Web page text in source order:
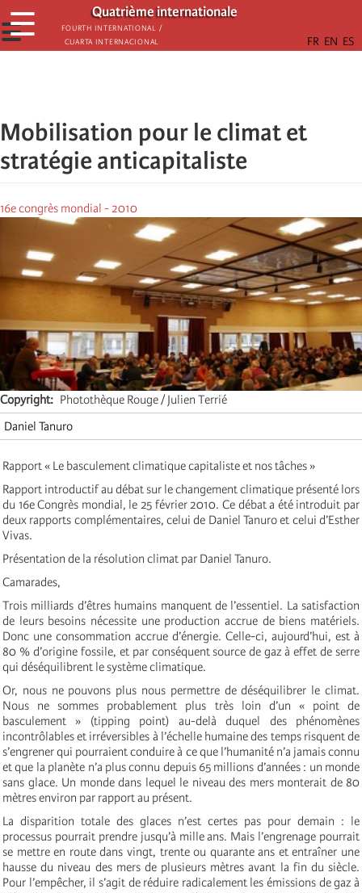
Passar
para
o
Quatrième internationale
Fourth International /
Cuarta Internacional
☰
☰
Mobilisation pour le climat et
stratégie anticapitaliste
16e congrès mondial - 2010
Copyright
Photothèque Rouge / Julien Terrié
Daniel Tanuro
Rapport « Le basculement climatique capitaliste et nos tâches »
Rapport introductif au débat sur le changement climatique présenté lors
du 16e Congrès mondial, le 25 février 2010. Ce débat a été introduit par
deux rapports complémentaires, celui de Daniel Tanuro et celui d’Esther
Vivas.
Présentation de la résolution climat par Daniel Tanuro.
Camarades,
Trois milliards d’êtres humains manquent de l’essentiel. La satisfaction
de leurs besoins nécessite une production accrue de biens matériels.
Donc une consommation accrue d’énergie. Celle-ci, aujourd’hui, est à
80 % d’origine fossile, et par conséquent source de gaz à effet de serre
qui déséquilibrent le système climatique.
Or, nous ne pouvons plus nous permettre de déséquilibrer le climat.
Nous ne sommes probablement plus très loin d’un « point de
basculement » (tipping point) au-delà duquel des phénomènes
incontrôlables et irréversibles à l’échelle humaine des temps risquent de
s’engrener qui pourraient conduire à ce que l’humanité n’a jamais connu
et que la planète n’a plus connu depuis 65 millions d’années : un monde
sans glace. Un monde dans lequel le niveau des mers monterait de 80
mètres environ par rapport au présent.
La disparition totale des glaces n’est certes pas pour demain : le
processus pourrait prendre jusqu’à mille ans. Mais l’engrenage pourrait
se mettre en route dans vingt, trente ou quarante ans et entraîner une
hausse du niveau des mers de plusieurs mètres avant la fin du siècle.
Pour l’empêcher, il s’agit de réduire radicalement les émissions de gaz à